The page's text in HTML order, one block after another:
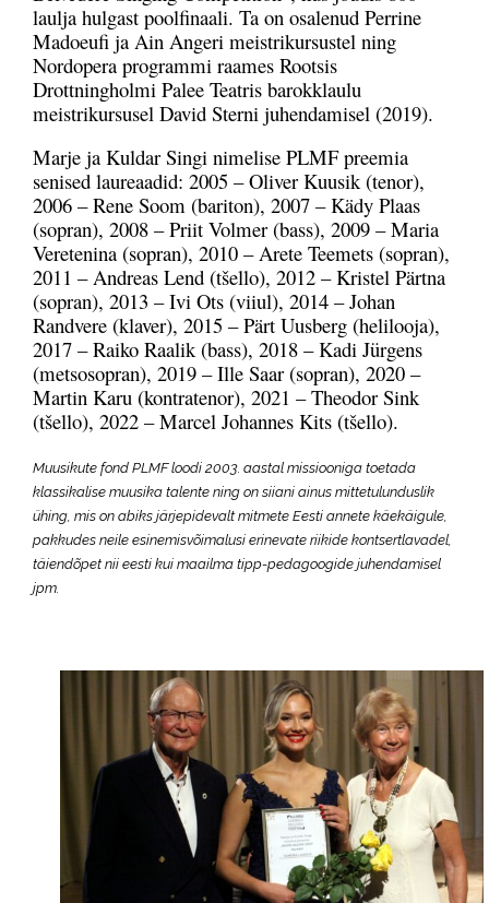
laulja hulgast poolfinaali. Ta on osalenud Perrine
Madoeufi ja Ain Angeri meistrikursustel ning
Nordopera programmi raames Rootsis
Drottningholmi Palee Teatris barokklaulu
meistrikursusel David Sterni juhendamisel (2019).
Marje ja Kuldar Singi nimelise PLMF preemia
senised laureaadid: 2005 – Oliver Kuusik (tenor),
2006 – Rene Soom (bariton), 2007 – Kädy Plaas
(sopran), 2008 – Priit Volmer (bass), 2009 – Maria
Veretenina (sopran), 2010 – Arete Teemets (sopran),
2011 – Andreas Lend (tšello), 2012 – Kristel Pärtna
(sopran), 2013 – Ivi Ots (viiul), 2014 – Johan
Randvere (klaver), 2015 – Pärt Uusberg (helilooja),
2017 – Raiko Raalik (bass), 2018 – Kadi Jürgens
(metsosopran), 2019 – Ille Saar (sopran), 2020 –
Martin Karu (kontratenor), 2021 – Theodor Sink
(tšello), 2022 – Marcel Johannes Kits (tšello).
Muusikute fond PLMF loodi 2003. aastal missiooniga toetada
klassikalise muusika talente ning on siiani ainus mittetulunduslik
ühing, mis on abiks järjepidevalt mitmete Eesti annete käekäigule,
pakkudes neile esinemisvõimalusi erinevate riikide kontsertlavadel,
täiendõpet nii eesti kui maailma tipp-pedagoogide juhendamisel
jpm.